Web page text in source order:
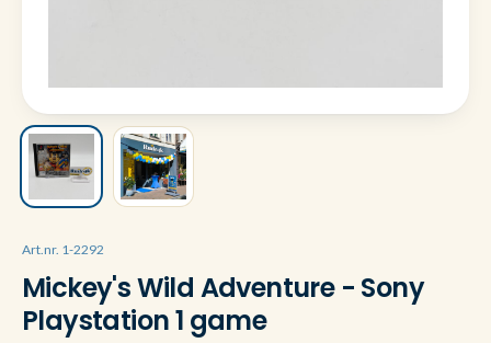
Art.nr. 1-2292
Mickey's Wild Adventure - Sony
Playstation 1 game